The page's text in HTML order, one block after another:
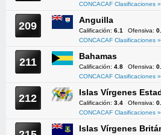
CONCACAF Clasificaciones »
209 Anguilla
Calificación: 6.1 Ofensiva:
CONCACAF Clasificaciones »
211 Bahamas
Calificación: 4.8 Ofensiva:
CONCACAF Clasificaciones »
212 Islas Vírgenes
Calificación: 3.4 Ofensiva:
CONCACAF Clasificaciones »
Islas Vírgenes